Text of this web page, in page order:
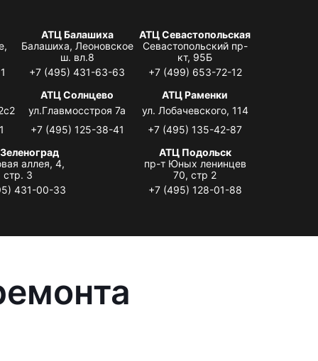
АТЦ Балашиха
Балашиха, Леоновское
ш. вл.8
+7 (495) 431-63-63
АТЦ Севастопольская
Севастопольский пр-
кт, 95Б
+7 (499) 653-72-12
АТЦ Солнцево
ул.Главмосстроя 7а
+7 (495) 125-38-41
АТЦ Раменки
ул. Лобачевского, 114
+7 (495) 135-42-87
аллея, 4,
стр. 3
431-00-33
АТЦ Подольск
пр-т Юных ленинцев
70, стр 2
+7 (495) 128-01-88